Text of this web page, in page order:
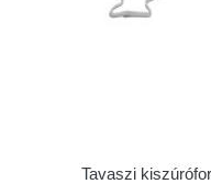
Tavaszi